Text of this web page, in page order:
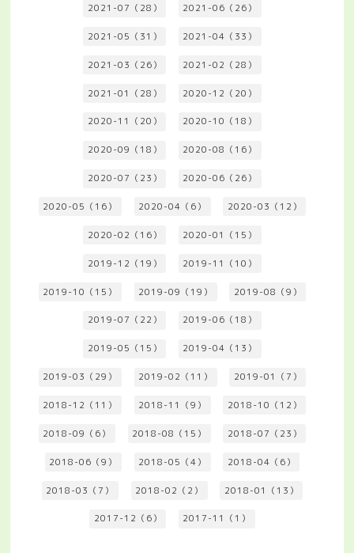
2021-07（28） 2021-06（26）
2021-05（31） 2021-04（33）
2021-03（26） 2021-02（28）
2021-01（28） 2020-12（20）
2020-11（20） 2020-10（18）
2020-09（18） 2020-08（16）
2020-07（23） 2020-06（26）
2020-05（16） 2020-04（6） 2020-03（12）
2020-02（16） 2020-01（15）
2019-12（19） 2019-11（10）
2019-10（15） 2019-09（19） 2019-08（9）
2019-07（22） 2019-06（18）
2019-05（15） 2019-04（13）
2019-03（29） 2019-02（11） 2019-01（7）
2018-12（11） 2018-11（9） 2018-10（12）
2018-09（6） 2018-08（15） 2018-07（23）
2018-06（9） 2018-05（4） 2018-04（6）
2018-03（7） 2018-02（2） 2018-01（13）
2017-12（6） 2017-11（1）